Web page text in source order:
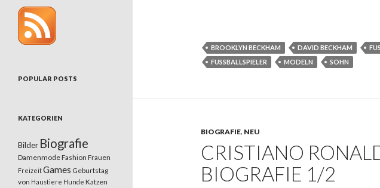
BROOKLYN BECKHAM DAVID BECKHAM
FUSSBALLSPIELER
MODELN SOHN
BIOGRAFIE, NEU
CRISTIANO
BIOGRAFIE 1/2
POPULAR POSTS
KATEGORIEN
Bilder Biografie
DamenmodeFashion Frauen
FreizeitGames Geburtstag
von Haustiere Hunde Katzen